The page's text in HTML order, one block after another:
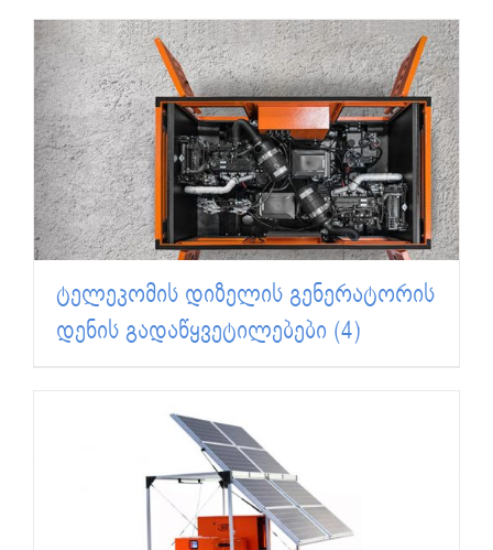
ტელეკომის დიზელის გენერატორის
დენის გადაწყვეტილებები (4)